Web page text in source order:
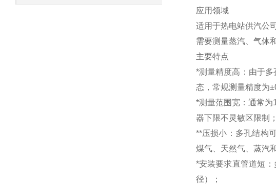
应用领域
适用于热电站供汽公
需要测量蒸汽、气体
主要特点
*测量精度高：由于
态，常规测量精度为±
*测量范围宽：通常为
器下限不灵敏区限制；
**压损小：多孔结构
煤气、天然气、蒸汽
*安装要求直管道短
径）；